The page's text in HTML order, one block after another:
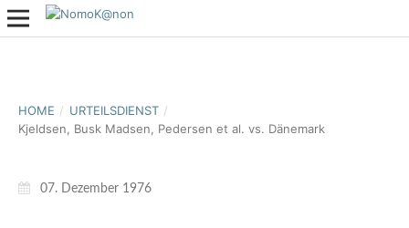
HOME / URTEILSDIENST /
Kjeldsen, Busk Madsen, Pedersen et al. vs. Dänemark
07. Dezember 1976